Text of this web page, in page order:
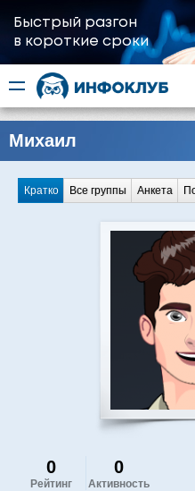
Быстрый разгон
​в короткие сроки
Михаил
Кратко Все группы Анкета
0
Рейтинг
0
Активность